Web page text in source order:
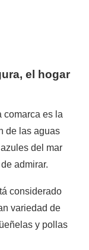
el hogar
comarca es la
de las aguas
del mar
admirar.
considerado
variedad de
y pollas